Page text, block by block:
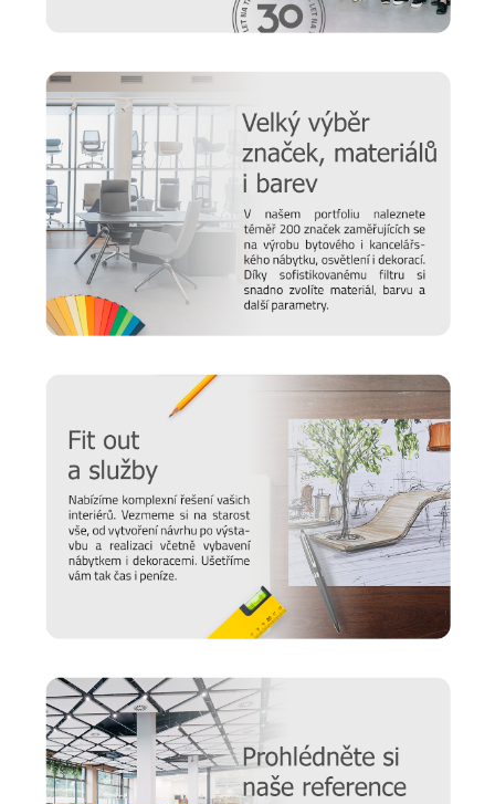
Potřebujete z kanceláře vytvořit živý prostor, kde se může
rozvíjet firemní kultura a především místo, kde se
zaměstnanci budou cítit dobře a pohodově? Pak je pro vás
společnost UFFIX jako dělaná. V jejím portfoliu naleznete
vše pro vaše kanceláře, pracovny a zasedací místnosti - od
stolůaskříníporecepceasedací nábytek . Hledáte
konkrétní řešení pro vaše prostory? Neváhejte
naše specialisty, kteří vám velmi rádi vytvoří nabídku na
míru.
Prodlužte životnost nábytku
Chtěli bychom, aby vám nábytek sloužit co nejdéle. Protože
víme, že důležitou roli v jeho odolnosti hraje správná údržba,
starat o různé typy povrchu a čemu se naopak vyvarovat >>
péče o nábytek.